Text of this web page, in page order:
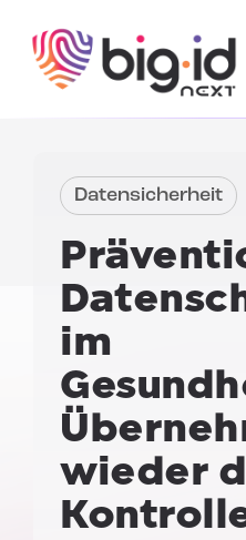
Datensicherheit
im
wieder